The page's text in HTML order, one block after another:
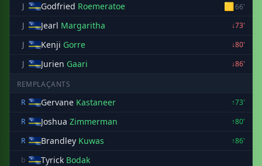
J
Godfried Roemeratoe 🟨66'
J
Jearl Margaritha
↓73'
J
Kenji Gorre
↓80'
J
Jurien Gaari ↓86'
REMPLAÇANTS
R
Gervane Kastaneer
↑73'
R
Joshua Zimmerman
↑80'
R
Brandley Kuwas
↑86'
b
Tyrick Bodak